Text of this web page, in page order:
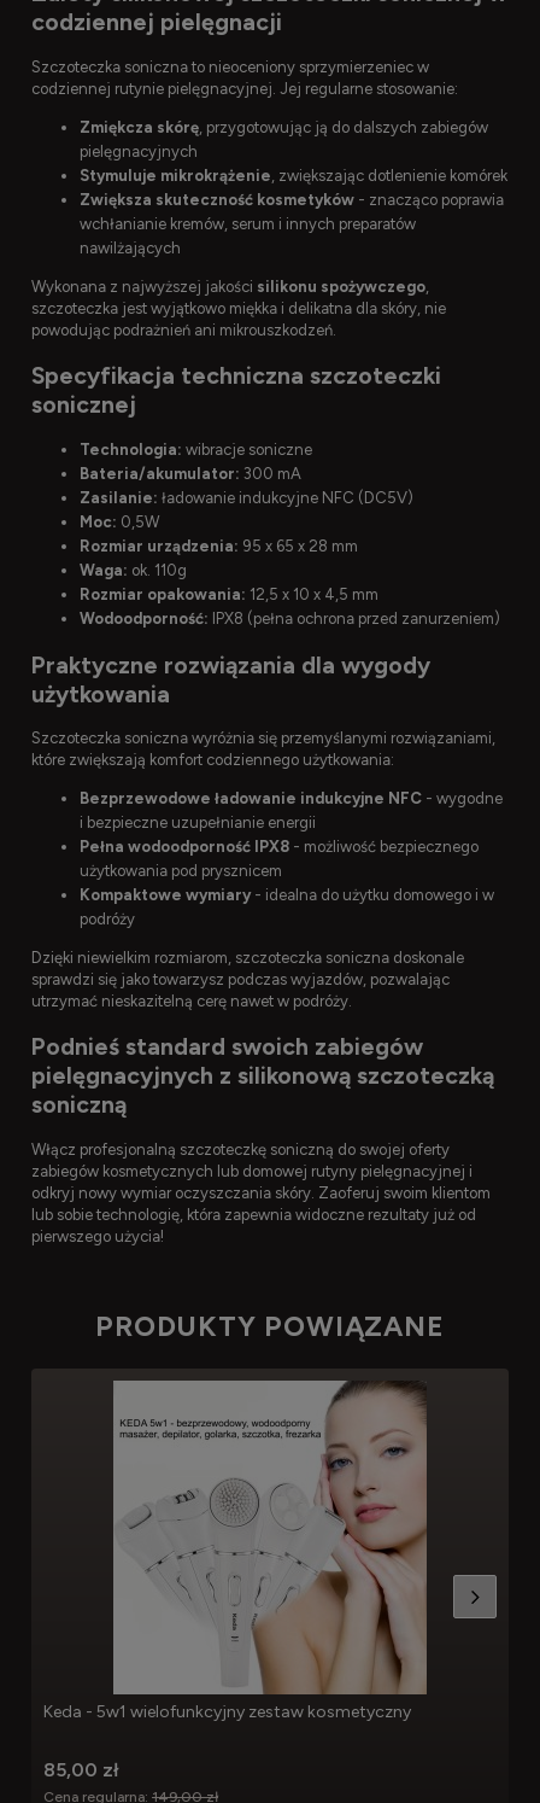
codziennej pielęgnacji
Szczoteczka soniczna to nieoceniony sprzymierzeniec w
codziennej rutynie pielęgnacyjnej. Jej regularne stosowanie:
Zmiękcza skórę , przygotowując ją do dalszych zabiegów
pielęgnacyjnych
Stymuluje mikrokrążenie , zwiększając dotlenienie komórek
Zwiększa skuteczność kosmetyków - znacząco poprawia
wchłanianie kremów, serum i innych preparatów
nawilżających
Wykonana z najwyższej jakości silikonu spożywczego
szczoteczka jest wyjątkowo miękka i delikatna dla skóry, nie
powodując podrażnień ani mikrouszkodzeń.
Specyfikacja techniczna szczoteczki
sonicznej
Technologia: wibracje soniczne
Bateria/akumulator: 300 mA
Zasilanie: ładowanie indukcyjne NFC (DC5V)
Moc: 0,5W
Rozmiar urządzenia: 95 x 65 x 28 mm
Waga: ok. 110g
Rozmiar opakowania: 12,5 x 10 x 4,5 mm
Wodoodporność: IPX8 (pełna ochrona przed zanurzeniem)
Praktyczne rozwiązania dla wygody
użytkowania
Szczoteczka soniczna wyróżnia się przemyślanymi rozwiązaniami,
które zwiększają komfort codziennego użytkowania:
Bezprzewodowe ładowanie indukcyjne NFC - wygodne
i bezpieczne uzupełnianie energii
Pełna wodoodporność IPX8 - możliwość bezpiecznego
użytkowania pod prysznicem
Kompaktowe wymiary- idealna do użytku domowego i w
podróży
Dzięki niewielkim rozmiarom, szczoteczka soniczna doskonale
sprawdzi się jako towarzysz podczas wyjazdów, pozwalając
utrzymać nieskazitelną cerę nawet w podróży.
Podnieś standard swoich zabiegów
pielęgnacyjnych z silikonową szczoteczką
soniczną
Włącz profesjonalną szczoteczkę soniczną do swojej oferty
zabiegów kosmetycznych lub domowej rutyny pielęgnacyjnej i
odkryj nowy wymiar oczyszczania skóry. Zaoferuj swoim klientom
lub sobie technologię, która zapewnia widoczne rezultaty już od
pierwszego użycia!
PRODUKTY POWIĄZANE
Keda - 5w1 wielofunkcyjny zestaw kosmetyczny
85,00 zł
Cena regularna: 149,00 zł